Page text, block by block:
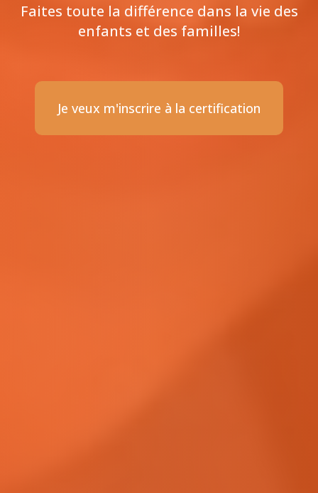
Faites toute la différence dans la vie des
enfants et des familles!
Je veux m'inscrire à la certification